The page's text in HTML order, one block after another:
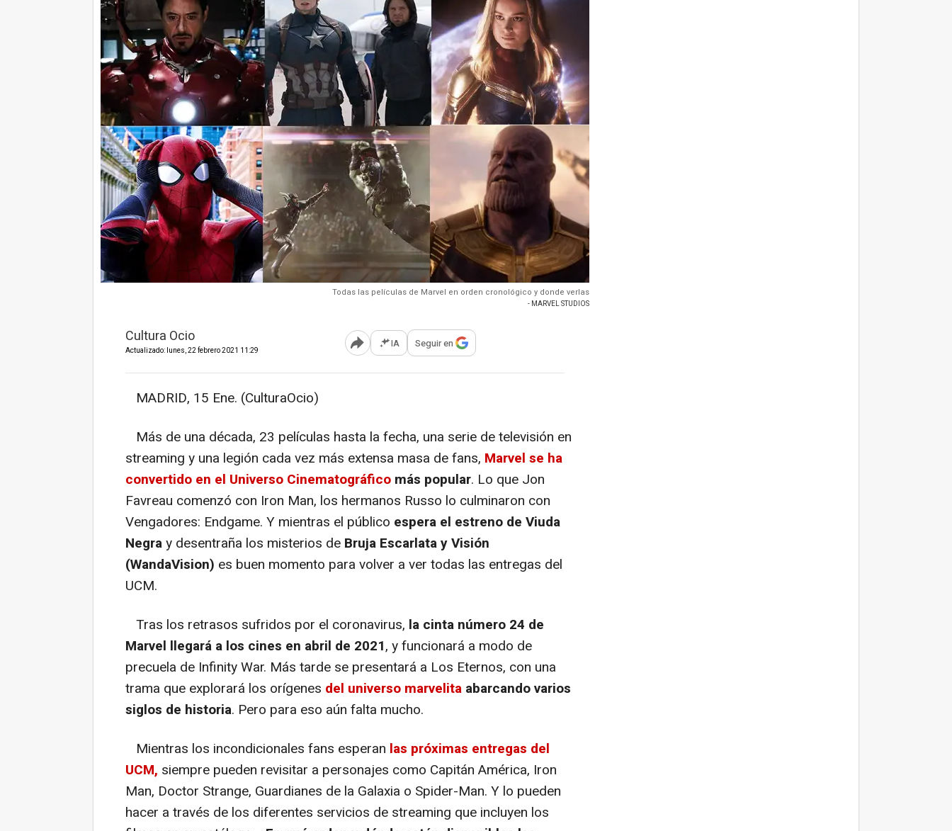
Todas las películas de Marvel en orden cronológico y donde verlas
- MARVEL STUDIOS
Cultura Ocio
Actualizado: lunes, 22 febrero 2021 11:29 Abrir opciones para compartir
IA Seguir en
MADRID, 15 Ene. (CulturaOcio)
Más de una década, 23 películas hasta la fecha, una serie de televisión en
streaming y una legión cada vez más extensa masa de fans, Marvel se ha
convertido en el Universo Cinematográfico más popular. Lo que Jon
Favreau comenzó con Iron Man, los hermanos Russo lo culminaron con
Vengadores: Endgame. Y mientras el público espera el estreno de Viuda
Negray desentraña los misterios de Bruja Escarlata y Visión
(WandaVision) es buen momento para volver a ver todas las entregas del
UCM.
Tras los retrasos sufridos por el coronavirus, la cinta número 24 de
Marvel llegará a los cines en abril de 2021, y funcionará a modo de
precuela de Infinity War. Más tarde se presentará a Los Eternos, con una
trama que explorará los orígenes del universo marvelita abarcando varios
siglos de historia. Pero para eso aún falta mucho.
Mientras los incondicionales fans esperan las próximas entregas del
UCM, siempre pueden revisitar a personajes como Capitán América, Iron
Man, Doctor Strange, Guardianes de la Galaxia o Spider-Man. Y lo pueden
hacer a través de los diferentes servicios de streaming que incluyen los